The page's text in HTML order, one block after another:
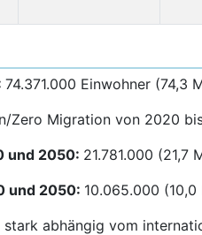
74.371.000 Einwohner (74,3
Zero Migration von 2020
und 2050: 21.781.000 (21,7
und 2050: 10.065.000 (10,0
abhängig vom